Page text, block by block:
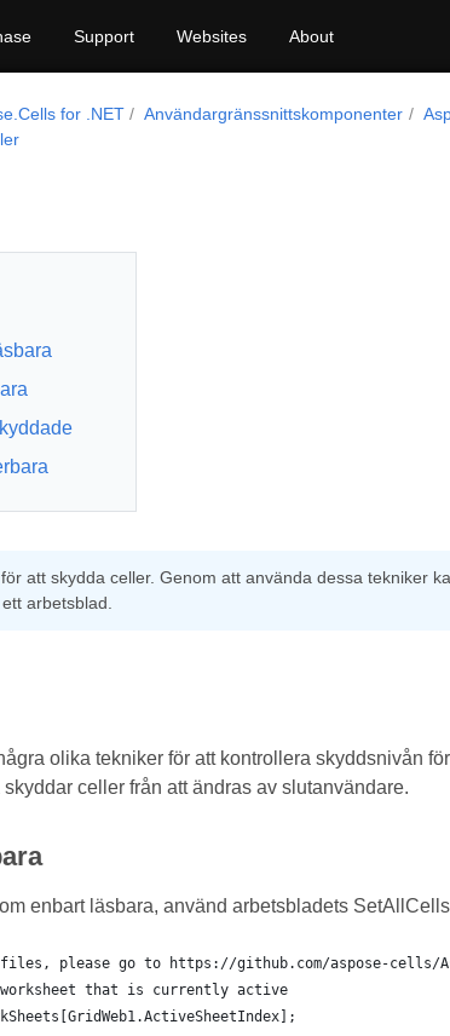
Support Websites About
for .NET Användargränssnittskomponenter
att skydda celler. Genom att använda dessa tekniker
arbetsblad.
olika tekniker för att kontrollera skyddsnivån
celler från att ändras av slutanvändare.
enbart läsbara, använd arbetsbladets
files, please go to https://github.com/aspose-cells/
that is currently active